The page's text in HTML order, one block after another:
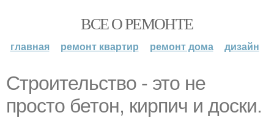
ВСЕ О РЕМОНТЕ
главная ремонт квартир ремонт дома дизайн
Строительство - это не
просто бетон, кирпич и доски.